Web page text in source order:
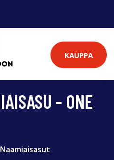
KAUPPA
- ONE
Naamiaisasut